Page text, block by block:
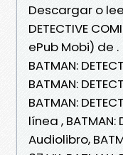
Descargar o
DETECTIVE
ePub Mobi) de .
BATMAN:
BATMAN:
BATMAN:
línea , BATMAN:
Audiolibro,